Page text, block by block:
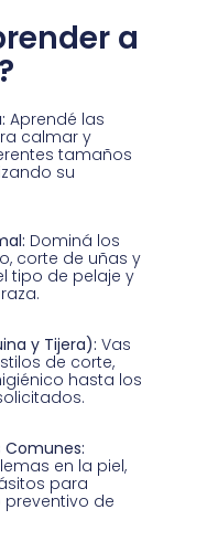
a
Aprendé las
calmar y
tamaños
su
Dominá los
corte de uñas y
tipo de pelaje y
y Tijera): Vas
de corte,
hasta los
en la piel,
para
de